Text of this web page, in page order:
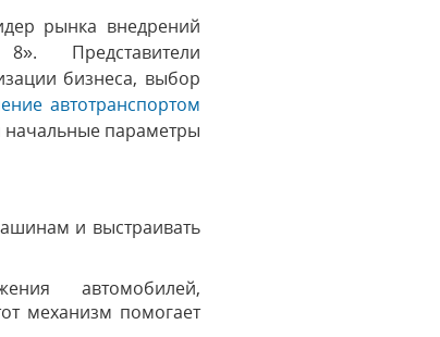
рынка внедрений
Представители
бизнеса, выбор
автотранспортом
начальные параметры
и выстраивать
автомобилей,
механизм помогает